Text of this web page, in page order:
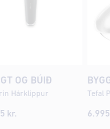
OG BÚIÐ
Hárklippur
kr.
Tefal
6.995